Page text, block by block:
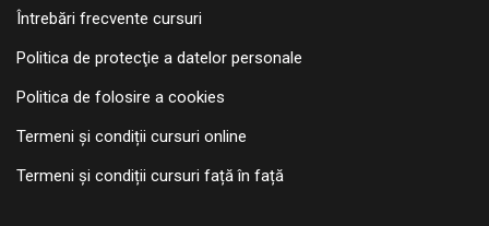
Întrebări frecvente cursuri
Politica de protecţie a datelor personale
Politica de folosire a cookies
Termeni și condiții cursuri online
Termeni și condiții cursuri față în față